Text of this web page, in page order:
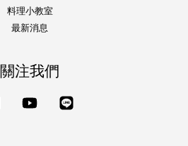
料理小教室
最新消息
關注我們
Facebook YouTube